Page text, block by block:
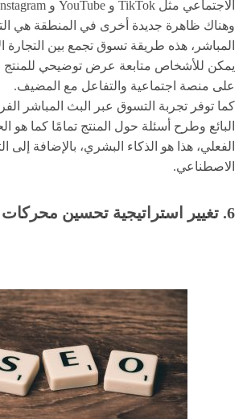
الاجتماعي مثل TikTok و YouTube و Instagram.
وهناك ظاهرة جديدة أخرى في المنطقة هي
المباشر، هذه طريقة تسوق تجمع بين التجارة
يمكن للأشخاص متابعة عرض توضيحي للمنتج
على منصة اجتماعية والتفاعل مع المضيف.
كما توفر تجربة التسوق عبر البث المباشر
البائع وطرح أسئلة حول المنتج تمامًا كما هو
الفعلي، هذا هو الذكاء البشري، بالإضافة إلى
الاصطناعي.
6. تغيير استراتيجية تحسين محركات البحث